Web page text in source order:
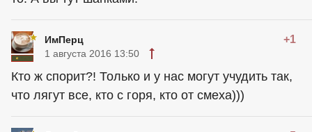
ИмПерц +1
1 августа 2016 13:50
Кто ж спорит?! Только и у нас могут учудить так,
что лягут все, кто с горя, кто от смеха)))